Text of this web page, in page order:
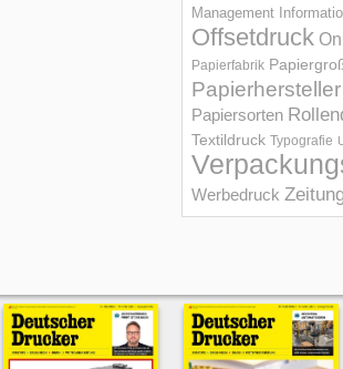
Management
Offsetdruck
Papierfabrik
Papierhersteller
Papiersorten
Textildruck Typografie
Werbedruck